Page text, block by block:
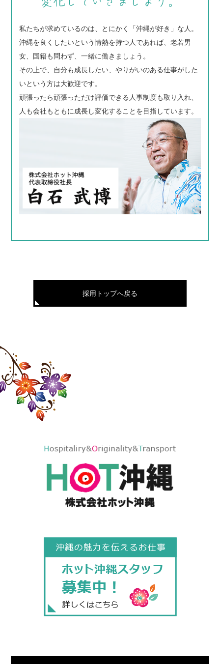
私たちが求めているのは、とにかく「沖縄が好き」な人。
沖縄を良くしたいという情熱を持つ人であれば、老若男
女、国籍も問わず、一緒に働きましょう。
その上で、自分も成長したい、やりがいのある仕事がした
いという方は大歓迎です。
頑張ったら頑張っただけ評価できる人事制度も取り入れ、
人も会社もともに成長し変化することを目指しています。
採用トップへ戻る